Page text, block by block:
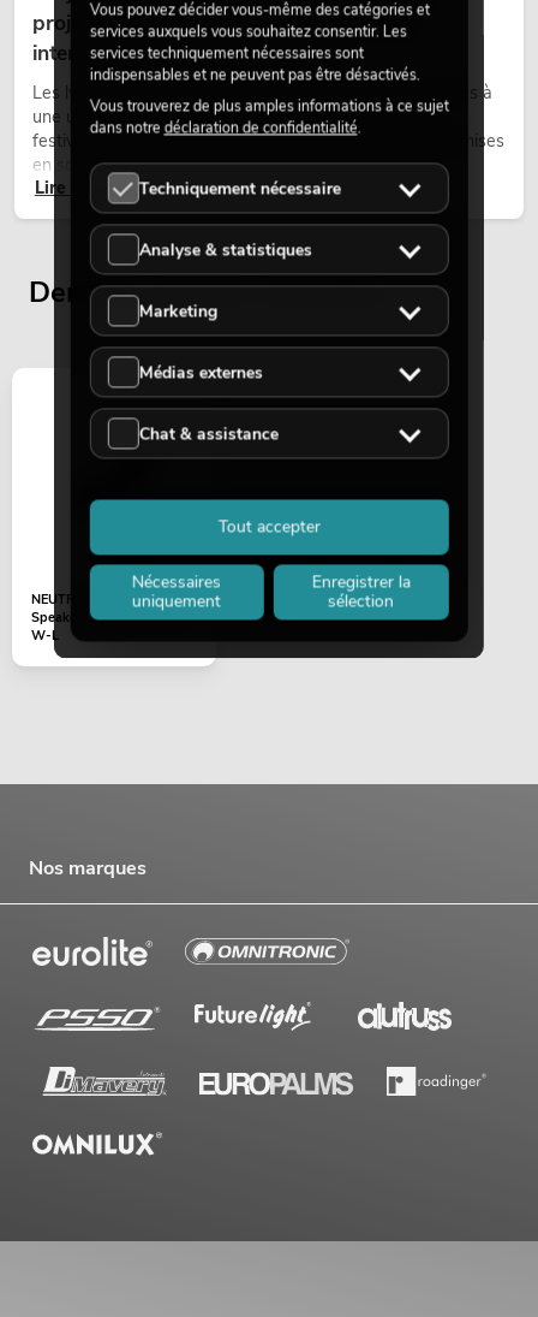
projecteurs à tête mobile résistants aux
intempéries pour les événements
Les lyres outdoor sont des projecteurs motorisés destinés à
une utilisation en extérieur. Elles sont utilisées lors de
festivals, de fêtes urbaines, de concerts en plein air, de mises
en scène architecturales et d’installations extérieures
temporaires.
Lire maintenant
Derniers articles consultés
NEUTRIK connecteur
Speakon 4 pôles NL4FXX-
W-L
Nos marques
Vous pouvez décider vous-même des catégories et
services auxquels vous souhaitez consentir. Les
services techniquement nécessaires sont
indispensables et ne peuvent pas être désactivés.
Vous trouverez de plus amples informations à ce sujet
dans notre déclaration de confidentialité.
Techniquement nécessaire
Analyse & statistiques
Marketing
Médias externes
Chat & assistance
Nécessaires
uniquement
Enregistrer la
sélection
Tout accepter